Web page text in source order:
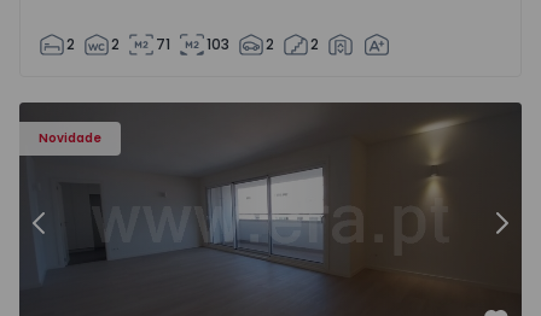
2 2 71 103 2 2
Novidade
Apartamento T3 Porto, Av. Boavista - 1575472 - 5
Anterior